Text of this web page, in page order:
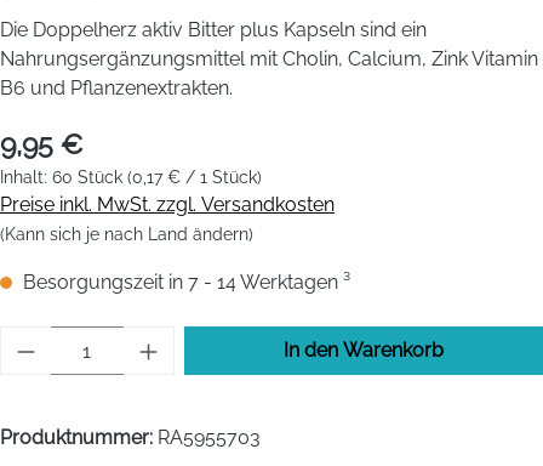
Die Doppelherz aktiv Bitter plus Kapseln sind ein
Nahrungsergänzungsmittel mit Cholin, Calcium, Zink Vitamin
B6 und Pflanzenextrakten.
9,95 €
Inhalt: 60 Stück (0,17 € / 1 Stück)
Preise inkl. MwSt. zzgl. Versandkosten
(Kann sich je nach Land ändern)
Besorgungszeit in 7 - 14 Werktagen ³
Produkt Anzahl: Gib den gewünschten
In den Warenkorb
Produktnummer: RA5955703